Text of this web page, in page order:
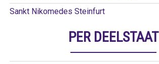
Sankt Nikomedes Steinfurt
PER DEELSTAAT